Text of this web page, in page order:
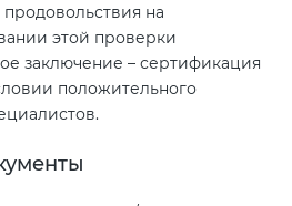
на
этой проверки
заключение – сертификация
положительного